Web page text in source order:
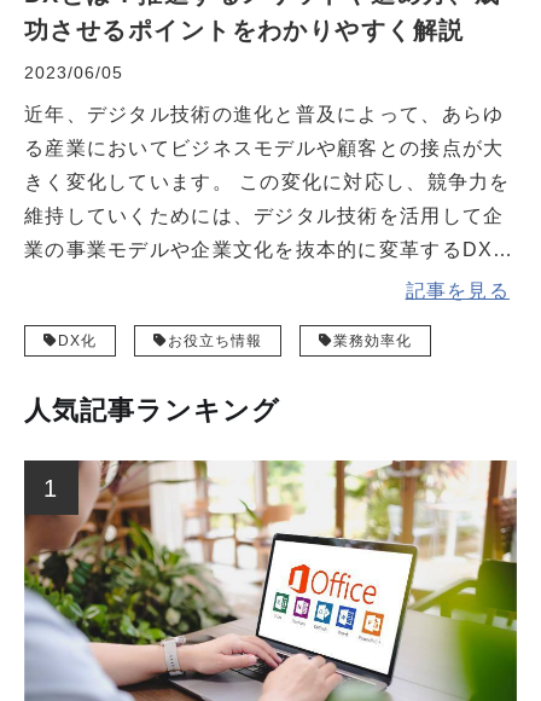
功させるポイントをわかりやすく解説
2023/06/05
近年、デジタル技術の進化と普及によって、あらゆ
る産業においてビジネスモデルや顧客との接点が大
きく変化しています。 この変化に対応し、競争力を
維持していくためには、デジタル技術を活用して企
業の事業モデルや企業文化を抜本的に変革するDXの
推進が不可欠となっています。 本記事では、DXの
るためのポイントまでわかりやすく解説します。
記事を見る
DX化 お役立ち情報 業務効率化
人気記事ランキング
1